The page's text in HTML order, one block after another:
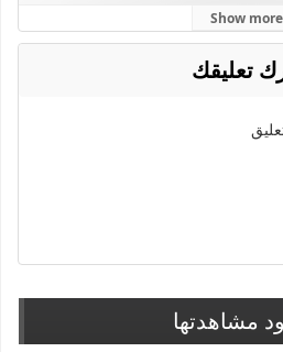
Show more
تعليقك
مشاهدتها